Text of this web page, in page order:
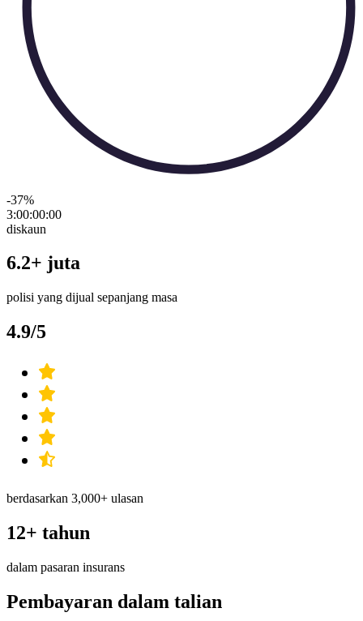
-37%
3:00:00:00
diskaun
6.2+ juta
polisi yang dijual sepanjang masa
4.9/5
berdasarkan 3,000+ ulasan
12+ tahun
dalam pasaran insurans
Pembayaran dalam talian